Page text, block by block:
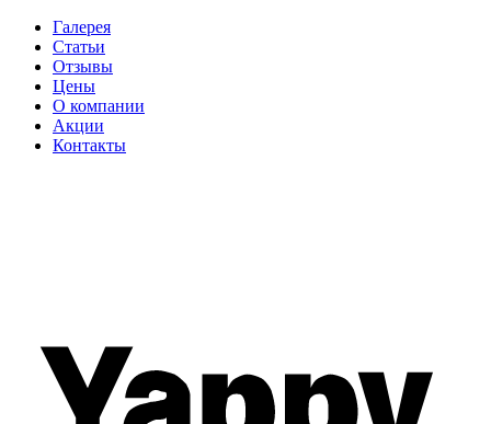
Галерея
Статьи
Отзывы
Цены
О компании
Акции
Контакты